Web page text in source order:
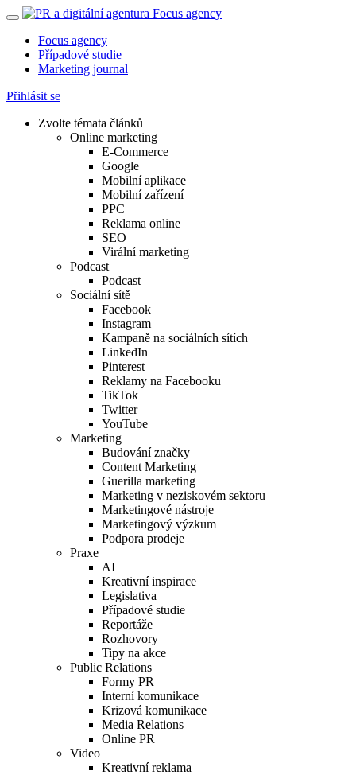
Focus agency
Případové studie
Marketing journal
Přihlásit se
Zvolte témata článků
Online marketing
E-Commerce
Google
Mobilní aplikace
Mobilní zařízení
PPC
Reklama online
SEO
Virální marketing
Podcast
Podcast
Sociální sítě
Facebook
Instagram
Kampaně na sociálních sítích
LinkedIn
Pinterest
Reklamy na Facebooku
TikTok
Twitter
YouTube
Marketing
Budování značky
Content Marketing
Guerilla marketing
Marketing v neziskovém sektoru
Marketingové nástroje
Marketingový výzkum
Podpora prodeje
Praxe
AI
Kreativní inspirace
Legislativa
Případové studie
Reportáže
Rozhovory
Tipy na akce
Public Relations
Formy PR
Interní komunikace
Krizová komunikace
Media Relations
Online PR
Video
Kreativní reklama